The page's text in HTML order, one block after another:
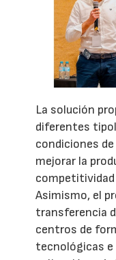
La solución
diferentes
condiciones
mejorar la
competitividad
Asimismo, el
transferencia
centros de
tecnológicas e